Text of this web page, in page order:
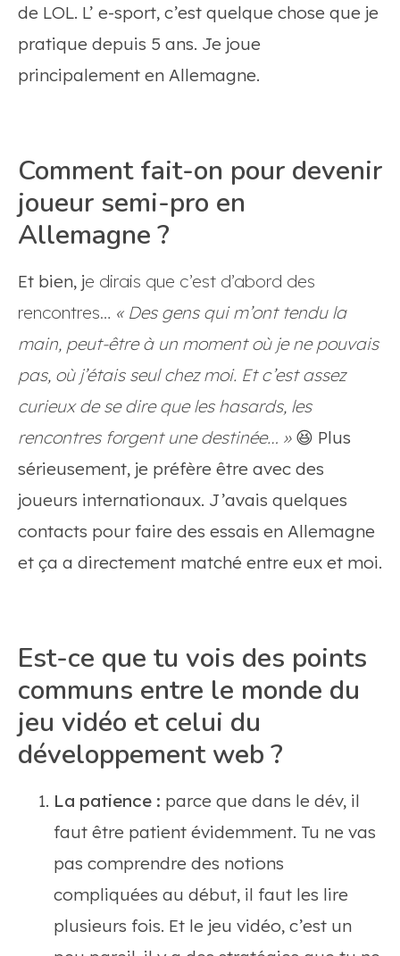
de LOL. L’ e-sport, c’est quelque chose que je
pratique depuis 5 ans. Je joue
principalement en Allemagne.
Comment fait-on pour devenir
joueur semi-pro en
Allemagne ?
Et bien, je dirais que c’est d’abord des
rencontres… « Des gens qui m’ont tendu la
main, peut-être à un moment où je ne pouvais
pas, où j’étais seul chez moi. Et c’est assez
curieux de se dire que les hasards, les
rencontres forgent une destinée… » 😆 Plus
sérieusement, je préfère être avec des
joueurs internationaux. J’avais quelques
contacts pour faire des essais en Allemagne
et ça a directement matché entre eux et moi.
Est-ce que tu vois des points
communs entre le monde du
jeu vidéo et celui du
développement web ?
La patience : parce que dans le dév, il
faut être patient évidemment. Tu ne vas
pas comprendre des notions
compliquées au début, il faut les lire
plusieurs fois. Et le jeu vidéo, c’est un